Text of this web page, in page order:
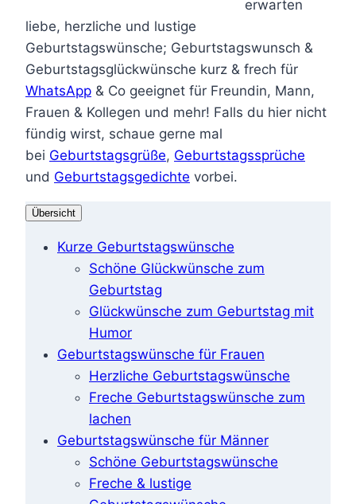
erwarten
liebe, herzliche und lustige
Geburtstagswünsche; Geburtstagswunsch &
Geburtstagsglückwünsche kurz & frech für
WhatsApp & Co geeignet für Freundin, Mann,
Frauen & Kollegen und mehr! Falls du hier nicht
fündig wirst, schaue gerne mal
bei Geburtstagsgrüße, Geburtstagssprüche
und Geburtstagsgedichte vorbei.
Übersicht
Kurze Geburtstagswünsche
Schöne Glückwünsche zum
Geburtstag
Glückwünsche zum Geburtstag mit
Humor
Geburtstagswünsche für Frauen
Herzliche Geburtstagswünsche
Freche Geburtstagswünsche zum
lachen
Geburtstagswünsche für Männer
Schöne Geburtstagswünsche
Freche & lustige